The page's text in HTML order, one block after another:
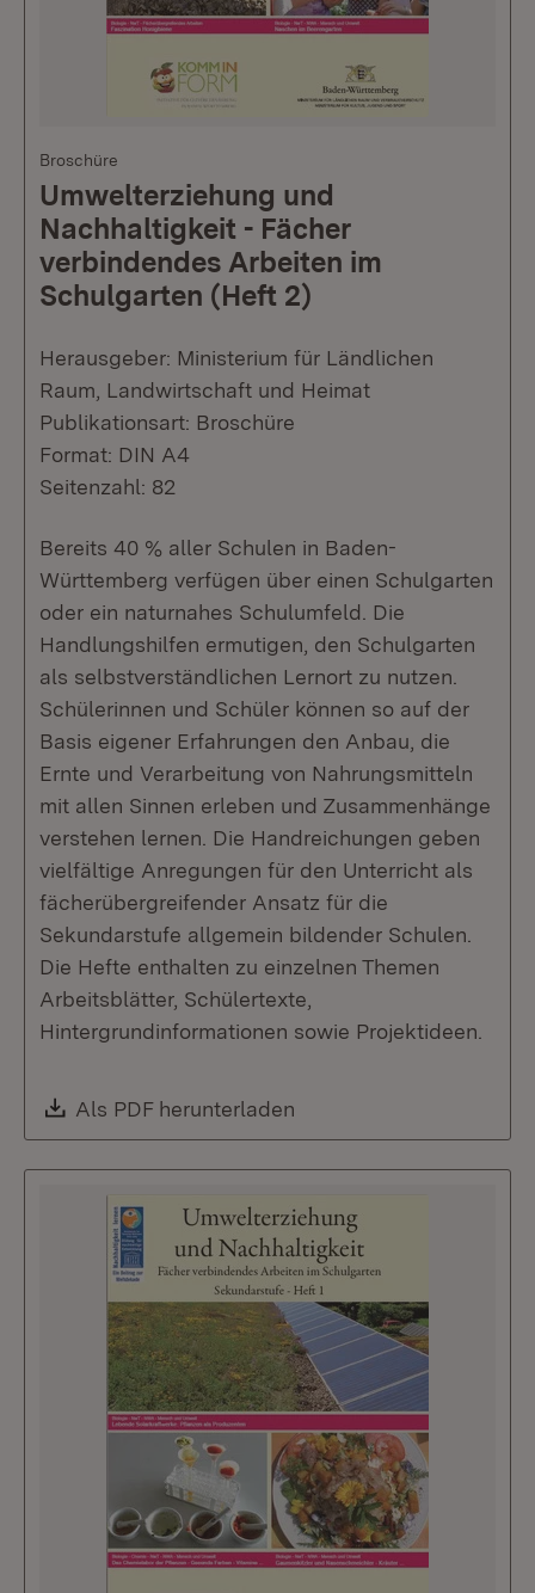
Broschüre
Umwelterziehung und
Nachhaltigkeit - Fächer
verbindendes Arbeiten im
Schulgarten (Heft 2)
Herausgeber: Ministerium für Ländlichen
Raum, Landwirtschaft und Heimat
Publikationsart: Broschüre
Format: DIN A4
Seitenzahl: 82
Bereits 40 % aller Schulen in Baden-
Württemberg verfügen über einen Schulgarten
oder ein naturnahes Schulumfeld. Die
Handlungshilfen ermutigen, den Schulgarten
als selbstverständlichen Lernort zu nutzen.
Schülerinnen und Schüler können so auf der
Basis eigener Erfahrungen den Anbau, die
Ernte und Verarbeitung von Nahrungsmitteln
mit allen Sinnen erleben und Zusammenhänge
verstehen lernen. Die Handreichungen geben
vielfältige Anregungen für den Unterricht als
fächerübergreifender Ansatz für die
Sekundarstufe allgemein bildender Schulen.
Die Hefte enthalten zu einzelnen Themen
Arbeitsblätter, Schülertexte,
Hintergrundinformationen sowie Projektideen.
Download:
Als PDF herunterladen